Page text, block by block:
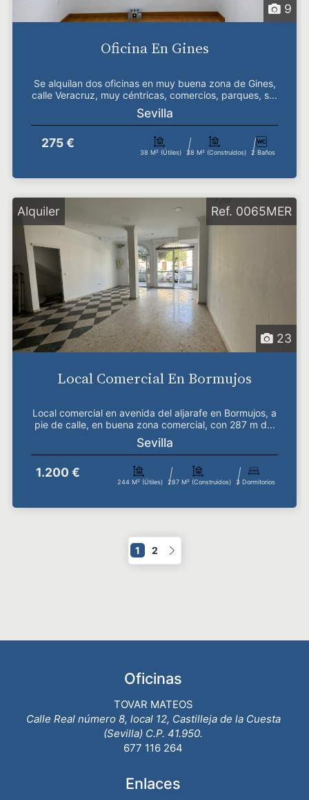
9
Oficina En Gines
Se alquilan dos oficinas en muy buena zona de Gines,
calle Veracruz, muy céntricas, comercios, parques, s...
Sevilla
275 €
38 M² (útiles) 38 M² (construidos) 2 Baños
Alquiler
23
Ref. 0065MER
Local Comercial En Bormujos
Local comercial en avenida del aljarafe en Bormujos, a
pie de calle, en buena zona comercial, con 287 m d...
Sevilla
1.200 €
244 M² (útiles) 287 M² (construidos) 3 Dormitorios
1 2
Enlaces
Oficinas
TOVAR MATEOS
Calle Real número 8, local 12, Castilleja de la Cuesta
(Sevilla) C.P. 41.950.
677 116 264